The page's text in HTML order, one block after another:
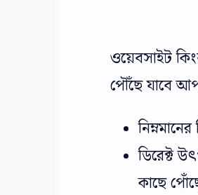
ওয়েবসাইট
পৌঁছে যাবে
ডিরেক্ট
কাছে